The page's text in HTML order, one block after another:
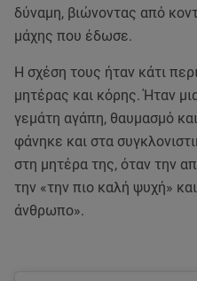
δύναμη, βιώνοντας από
μάχης που έδωσε.
Η σχέση τους ήταν κάτι
μητέρας και κόρης. Ήταν
γεμάτη αγάπη, θαυμασμό
φάνηκε και στα
στη μητέρα της, όταν την
την «την πιο καλή ψυχή»
άνθρωπο».